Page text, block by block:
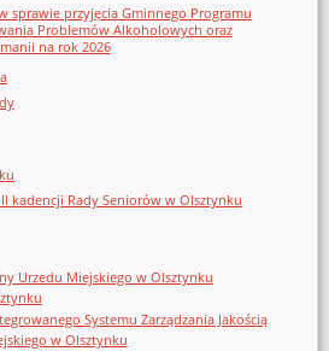
sprawie przyjęcia Gminnego Programu
Problemów Alkoholowych oraz
na rok 2026
kadencji Rady Seniorów w Olsztynku
Urzedu Miejskiego w Olsztynku
Systemu Zarządzania Jakością
w Olsztynku